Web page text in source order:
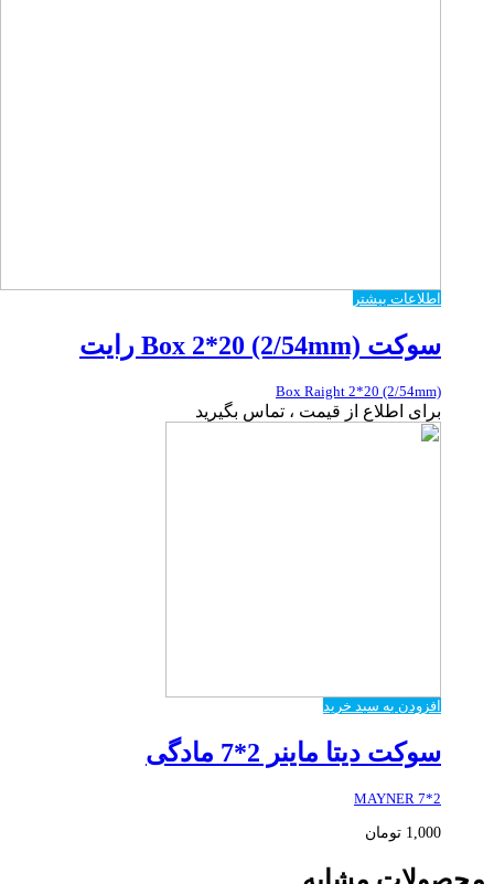
اطلاعات بیشتر
سوکت Box 2*20 (2/54mm) رایت
Box Raight 2*20 (2/54mm)
برای اطلاع از قیمت ، تماس بگیرید
افزودن به سبد خرید
سوکت دیتا ماینر 2*7 مادگی
2*7 MAYNER
1,000 تومان